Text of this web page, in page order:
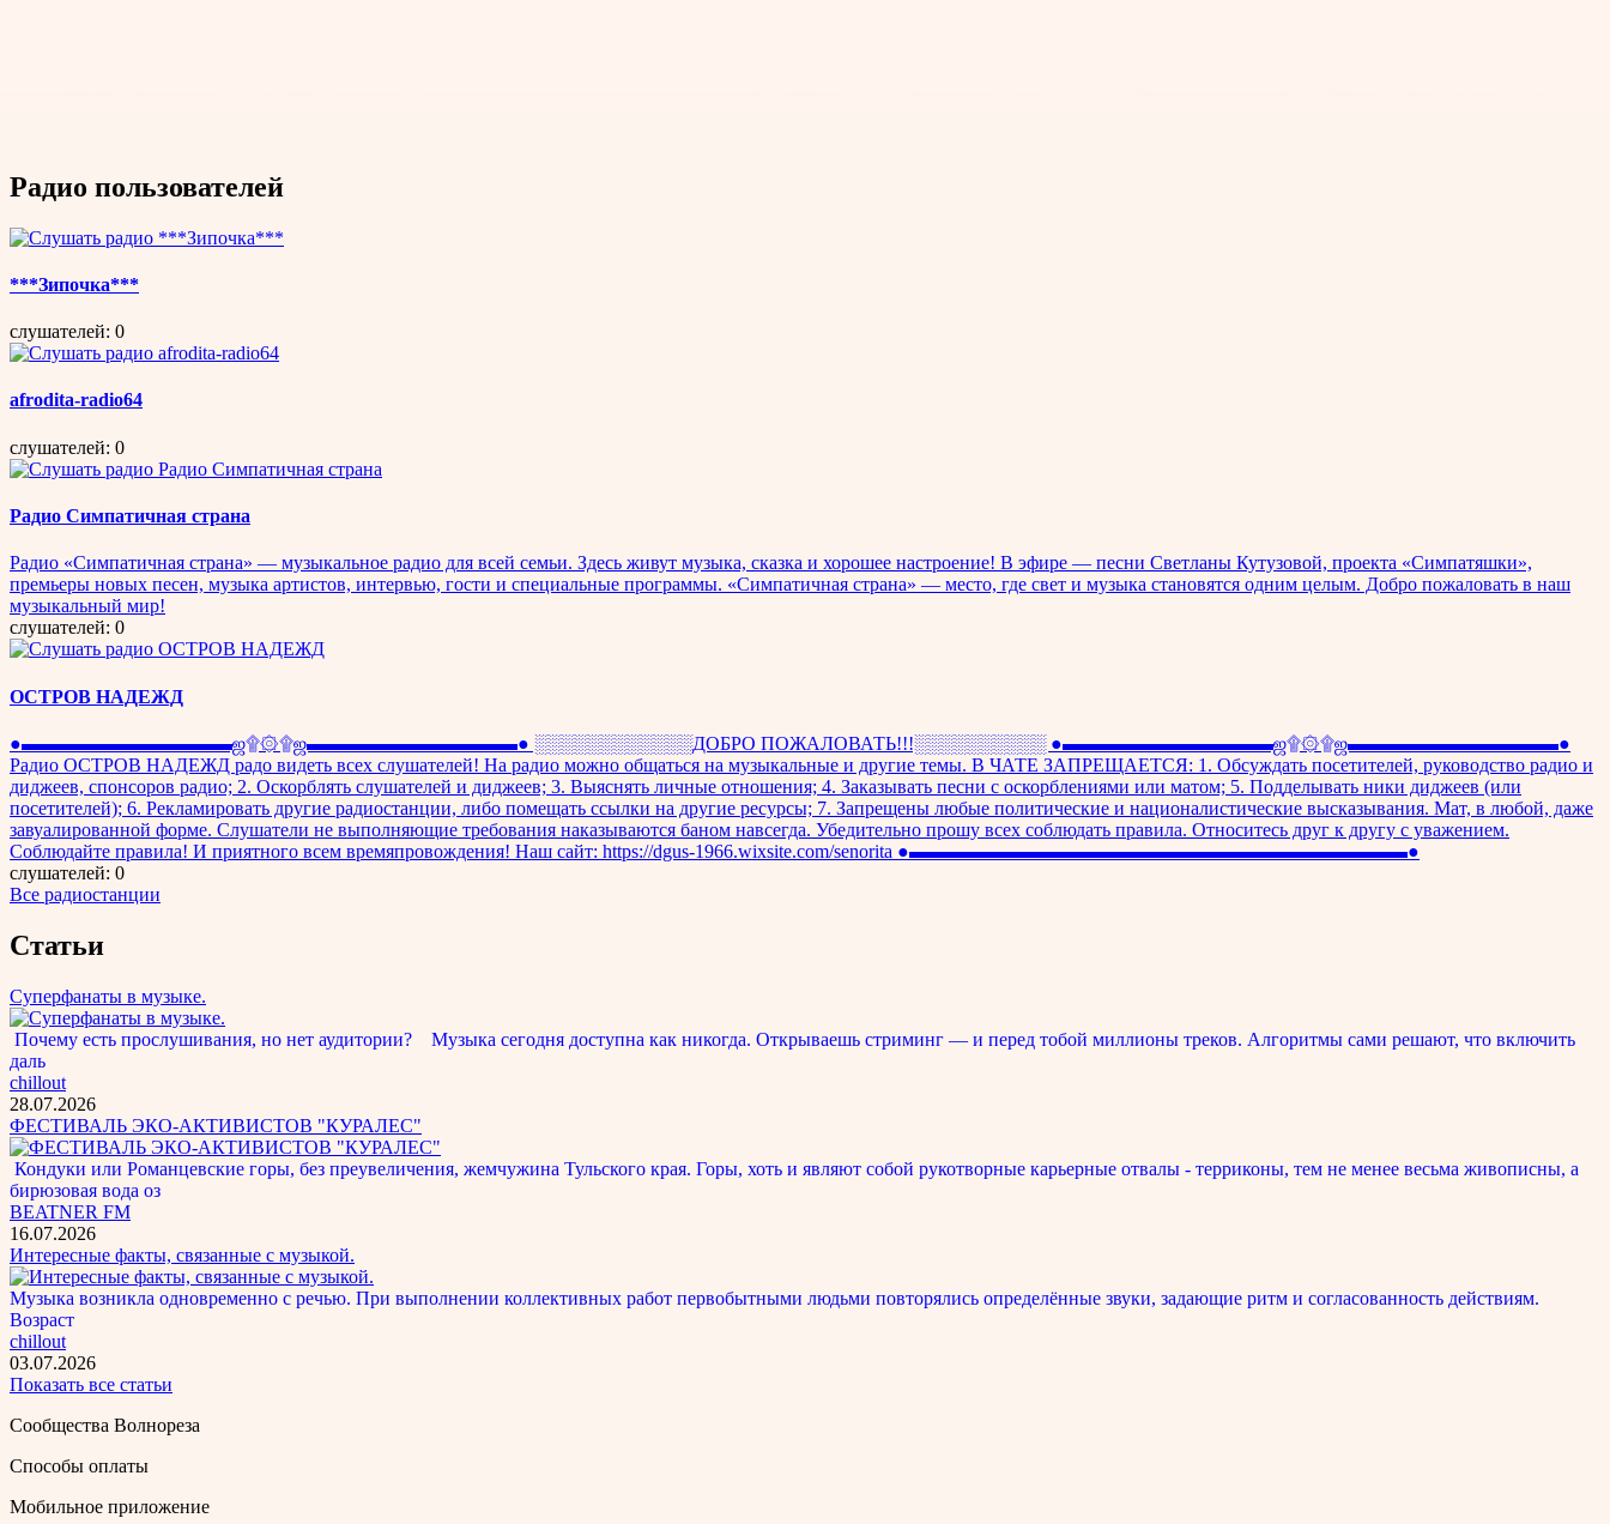
Радио пользователей
***Зипочка***
слушателей: 0
afrodita-radio64
слушателей: 0
Радио Симпатичная страна
Радио «Симпатичная страна» — музыкальное радио для всей семьи. Здесь живут музыка, сказка и хорошее настроение! В эфире — песни Светланы Кутузовой, проекта «Симпатяшки»,
премьеры новых песен, музыка артистов, интервью, гости и специальные программы. «Симпатичная страна» — место, где свет и музыка становятся одним целым. Добро пожаловать в наш
музыкальный мир!
слушателей: 0
ОСТРОВ НАДЕЖД
●▬▬▬▬▬▬▬▬▬▬▬ஜ۩۞۩ஜ▬▬▬▬▬▬▬▬▬▬▬● ░░░░░░░░░░░░ДОБРО ПОЖАЛОВАТЬ!!!░░░░░░░░░░ ●▬▬▬▬▬▬▬▬▬▬▬ஜ۩۞۩ஜ▬▬▬▬▬▬▬▬▬▬▬●
Радио ОСТРОВ НАДЕЖД радо видеть всех слушателей! На радио можно общаться на музыкальные и другие темы. В ЧАТЕ ЗАПРЕЩАЕТСЯ: 1. Обсуждать посетителей, руководство радио и
диджеев, спонсоров радио; 2. Оскорблять слушателей и диджеев; 3. Выяснять личные отношения; 4. Заказывать песни с оскорблениями или матом; 5. Подделывать ники диджеев (или
посетителей); 6. Рекламировать другие радиостанции, либо помещать ссылки на другие ресурсы; 7. Запрещены любые политические и националистические высказывания. Мат, в любой, даже
завуалированной форме. Слушатели не выполняющие требования наказываются баном навсегда. Убедительно прошу всех соблюдать правила. Относитесь друг к другу с уважением.
Соблюдайте правила! И приятного всем времяпровождения! Наш сайт: https://dgus-1966.wixsite.com/senorita ●▬▬▬▬▬▬▬▬▬▬▬▬▬▬▬▬▬▬▬▬▬▬▬▬▬▬●
слушателей: 0
Все радиостанции
Статьи
Суперфанаты в музыке.
Почему есть прослушивания, но нет аудитории? Музыка сегодня доступна как никогда. Открываешь стриминг — и перед тобой миллионы треков. Алгоритмы сами решают, что включить
даль
chillout
28.07.2026
ФЕСТИВАЛЬ ЭКО-АКТИВИСТОВ "КУРАЛЕС"
Кондуки или Романцевские горы, без преувеличения, жемчужина Тульского края. Горы, хоть и являют собой рукотворные карьерные отвалы - терриконы, тем не менее весьма живописны, а
бирюзовая вода оз
BEATNER FM
16.07.2026
Интересные факты, связанные с музыкой.
Музыка возникла одновременно с речью. При выполнении коллективных работ первобытными людьми повторялись определённые звуки, задающие ритм и согласованность действиям.
Возраст
chillout
03.07.2026
Показать все статьи
Сообщества Волнореза
Способы оплаты
Мобильное приложение